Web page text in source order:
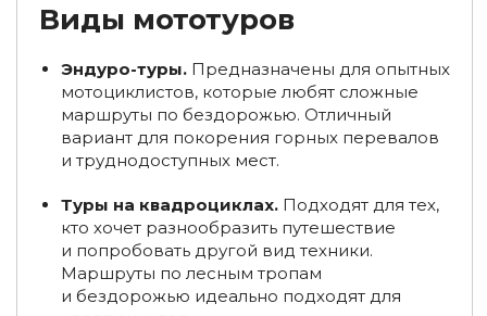
Туры в Карелию из Владимира
Туры на квадроциклах во Владимирской области
Туры во Владимир в марте
Туры во Владимир и область в августе
Туры во Владимир и область в декабре
Туры во Владимир из Ижевска
Туры на мотоциклах в Иванове, эндуро-туры в
Виды мототуров
Эндуро-туры. Предназначены для опытных
мотоциклистов, которые любят сложные
маршруты по бездорожью. Отличный
вариант для покорения горных перевалов
и труднодоступных мест.
Туры на квадроциклах. Подходят для тех,
кто хочет разнообразить путешествие
и попробовать другой вид техники.
Маршруты по лесным тропам
и бездорожью идеально подходят для